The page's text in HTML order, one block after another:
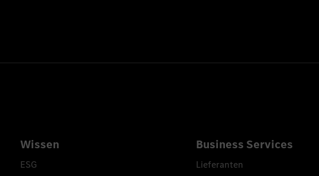
Wissen
ESG
Business Services
Lieferanten